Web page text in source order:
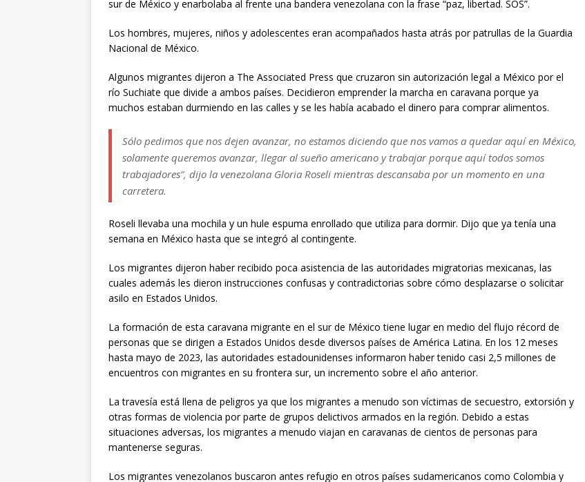
sur de México y enarbolaba al frente una bandera venezolana con la frase “paz, libertad. SOS”.
Los hombres, mujeres, niños y adolescentes eran acompañados hasta atrás por patrullas de la Guardia
Nacional de México.
Algunos migrantes dijeron a The Associated Press que cruzaron sin autorización legal a México por el
río Suchiate que divide a ambos países. Decidieron emprender la marcha en caravana porque ya
muchos estaban durmiendo en las calles y se les había acabado el dinero para comprar alimentos.
Sólo pedimos que nos dejen avanzar, no estamos diciendo que nos vamos a quedar aquí en México,
solamente queremos avanzar, llegar al sueño americano y trabajar porque aquí todos somos
trabajadores”, dijo la venezolana Gloria Roseli mientras descansaba por un momento en una
carretera.
Roseli llevaba una mochila y un hule espuma enrollado que utiliza para dormir. Dijo que ya tenía una
semana en México hasta que se integró al contingente.
Los migrantes dijeron haber recibido poca asistencia de las autoridades migratorias mexicanas, las
cuales además les dieron instrucciones confusas y contradictorias sobre cómo desplazarse o solicitar
asilo en Estados Unidos.
La formación de esta caravana migrante en el sur de México tiene lugar en medio del flujo récord de
personas que se dirigen a Estados Unidos desde diversos países de América Latina. En los 12 meses
hasta mayo de 2023, las autoridades estadounidenses informaron haber tenido casi 2,5 millones de
encuentros con migrantes en su frontera sur, un incremento sobre el año anterior.
La travesía está llena de peligros ya que los migrantes a menudo son víctimas de secuestro, extorsión y
otras formas de violencia por parte de grupos delictivos armados en la región. Debido a estas
situaciones adversas, los migrantes a menudo viajan en caravanas de cientos de personas para
mantenerse seguras.
Los migrantes venezolanos buscaron antes refugio en otros países sudamericanos como Colombia y